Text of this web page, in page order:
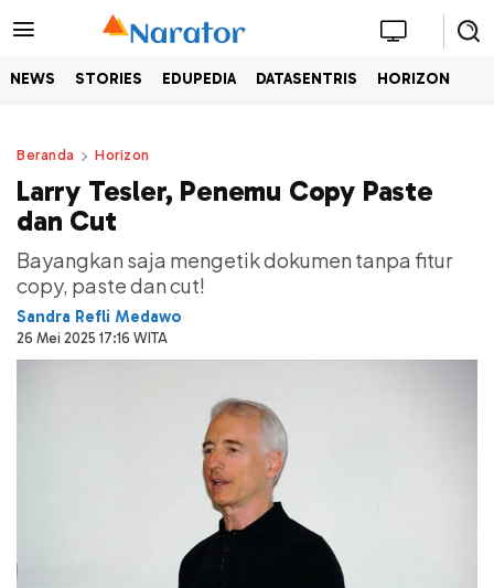
NEWS STORIES EDUPEDIA DATASENTRIS HORIZON
Beranda Horizon
Larry Tesler, Penemu Copy Paste
dan Cut
Bayangkan saja mengetik dokumen tanpa fitur
copy, paste dan cut!
Sandra Refli Medawo
26 Mei 2025 17:16 WITA